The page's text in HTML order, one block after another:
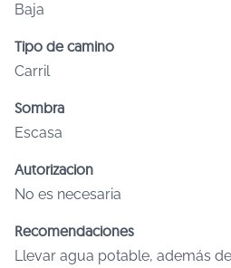
Baja
Tipo de camino
Carril
Sombra
Escasa
Autorizacion
No es necesaria
Recomendaciones
Llevar agua potable, además